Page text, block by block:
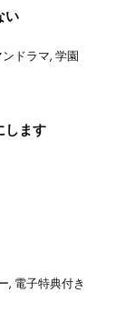
い
ドラマ, 学園
します
, 電子特典付き